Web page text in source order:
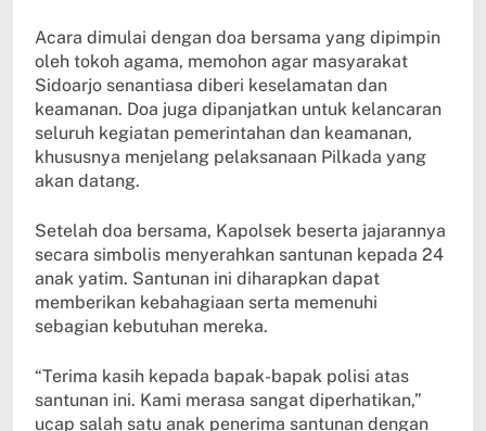
Acara dimulai dengan doa bersama yang dipimpin
oleh tokoh agama, memohon agar masyarakat
Sidoarjo senantiasa diberi keselamatan dan
keamanan. Doa juga dipanjatkan untuk kelancaran
seluruh kegiatan pemerintahan dan keamanan,
khususnya menjelang pelaksanaan Pilkada yang
akan datang.
Setelah doa bersama, Kapolsek beserta jajarannya
secara simbolis menyerahkan santunan kepada 24
anak yatim. Santunan ini diharapkan dapat
memberikan kebahagiaan serta memenuhi
sebagian kebutuhan mereka.
“Terima kasih kepada bapak-bapak polisi atas
santunan ini. Kami merasa sangat diperhatikan,”
ucap salah satu anak penerima santunan dengan